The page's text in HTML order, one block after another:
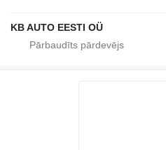
KB AUTO EESTI OÜ